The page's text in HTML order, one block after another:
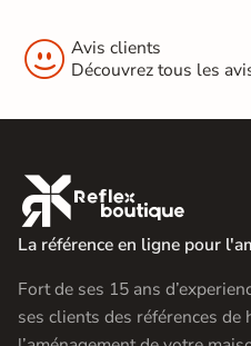
 Avis clients
Découvrez tous les

La référence en ligne pour
Fort de ses 15 ans
ses clients des références